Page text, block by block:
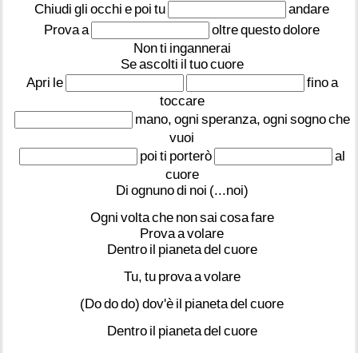
Chiudi gli occhi e poi tu
andare
Provaa oltrequestodolore
Nonti ingannerai
Seascolti il tuocuore
Apri le finoa
toccare
mano, ogni speranza, ogni sognoche
vuoi
poi ti porterò
al
cuore
Di ognunodi noi (...noi)
Ogni voltache nonsai cosafare
Provaavolare
Dentro il pianetadel cuore
Tu, tu provaavolare
(Dododo) dov'è il pianetadel cuore
Dentro il pianetadel cuore